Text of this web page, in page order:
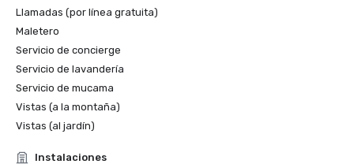
Llamadas (por línea gratuita)
Maletero
Servicio de concierge
Servicio de lavandería
Servicio de mucama
Vistas (a la montaña)
Vistas (al jardín)
Instalaciones